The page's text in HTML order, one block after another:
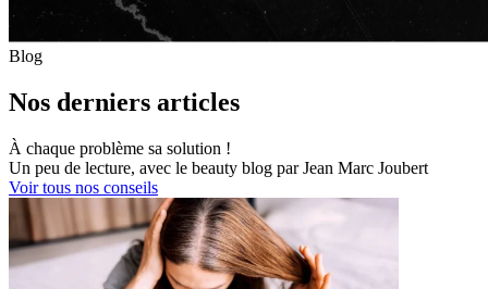
Blog
Nos derniers articles
À chaque problème sa solution !
Un peu de lecture, avec le beauty blog par Jean Marc Joubert
Voir tous nos conseils